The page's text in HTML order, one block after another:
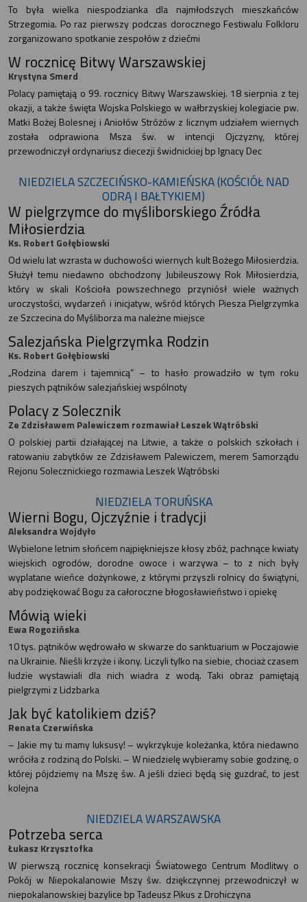
To była wielka niespodzianka dla najmłodszych mieszkańców
Strzegomia. Po raz pierwszy podczas dorocznego Festiwalu Folkloru
zorganizowano spotkanie zespołów z dziećmi
W rocznicę Bitwy Warszawskiej
Krystyna Smerd
Polacy pamiętają o 99. rocznicy Bitwy Warszawskiej. 18 sierpnia z tej
okazji, a także święta Wojska Polskiego w wałbrzyskiej kolegiacie pw.
Matki Bożej Bolesnej i Aniołów Stróżów z licznym udziałem wiernych
została odprawiona Msza św. w intencji Ojczyzny, której
przewodniczył ordynariusz diecezji świdnickiej bp Ignacy Dec
NIEDZIELA SZCZECIŃSKO-KAMIEŃSKA (KOŚCIÓŁ NAD
ODRĄ I BAŁTYKIEM)
W pielgrzymce do myśliborskiego Źródła
Miłosierdzia
Ks. Robert Gołębiowski
Od wielu lat wzrasta w duchowości wiernych kult Bożego Miłosierdzia.
Służył temu niedawno obchodzony Jubileuszowy Rok Miłosierdzia,
który w skali Kościoła powszechnego przyniósł wiele ważnych
uroczystości, wydarzeń i inicjatyw, wśród których Piesza Pielgrzymka
ze Szczecina do Myśliborza ma należne miejsce
Salezjańska Pielgrzymka Rodzin
Ks. Robert Gołębiowski
„Rodzina darem i tajemnicą” – to hasło prowadziło w tym roku
pieszych pątników salezjańskiej wspólnoty
Polacy z Solecznik
Ze Zdzisławem Palewiczem rozmawiał Leszek Wątróbski
O polskiej partii działającej na Litwie, a także o polskich szkołach i
ratowaniu zabytków ze Zdzisławem Palewiczem, merem Samorządu
Rejonu Solecznickiego rozmawia Leszek Wątróbski
NIEDZIELA TORUŃSKA
Wierni Bogu, Ojczyźnie i tradycji
Aleksandra Wojdyło
Wybielone letnim słońcem najpiękniejsze kłosy zbóż, pachnące kwiaty
wiejskich ogrodów, dorodne owoce i warzywa – to z nich były
wyplatane wieńce dożynkowe, z którymi przyszli rolnicy do świątyni,
aby podziękować Bogu za całoroczne błogosławieństwo i opiekę
Mówią wieki
Ewa Rogozińska
10 tys. pątników wędrowało w skwarze do sanktuarium w Poczajowie
na Ukrainie. Nieśli krzyże i ikony. Liczyli tylko na siebie, chociaż czasem
ludzie wystawiali dla nich wiadra z wodą. Taki obraz pamiętają
pielgrzymi z Lidzbarka
Jak być katolikiem dziś?
Renata Czerwińska
– Jakie my tu mamy luksusy! – wykrzykuje koleżanka, która niedawno
wróciła z rodziną do Polski. – W niedzielę wybieramy sobie godzinę, o
której pójdziemy na Mszę św. A jeśli dzieci będą się guzdrać, to jest
kolejna
NIEDZIELA WARSZAWSKA
Potrzeba serca
Łukasz Krzysztofka
W pierwszą rocznicę konsekracji Światowego Centrum Modlitwy o
Pokój w Niepokalanowie Mszy św. dziękczynnej przewodniczył w
niepokalanowskiej bazylice bp Tadeusz Pikus z Drohiczyna